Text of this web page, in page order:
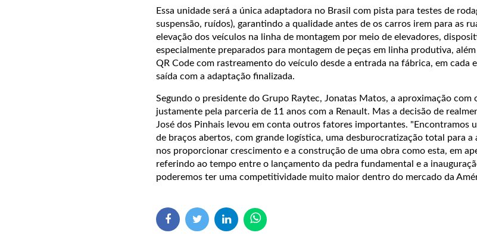
Essa unidade será a única adaptadora no Brasil com pista para testes de
suspensão, ruídos), garantindo a qualidade antes de os carros irem para as
elevação dos veículos na linha de montagem por meio de elevadores,
especialmente preparados para montagem de peças em linha produtiva,
QR Code com rastreamento do veículo desde a entrada na fábrica, em cada
saída com a adaptação finalizada.
Segundo o presidente do Grupo Raytec, Jonatas Matos, a aproximação com
justamente pela parceria de 11 anos com a Renault. Mas a decisão de
José dos Pinhais levou em conta outros fatores importantes. "Encontramos
de braços abertos, com grande logística, uma desburocratização total para a
nos proporcionar crescimento e a construção de uma obra como esta, em
referindo ao tempo entre o lançamento da pedra fundamental e a
poderemos ter uma competitividade muito maior dentro do mercado da